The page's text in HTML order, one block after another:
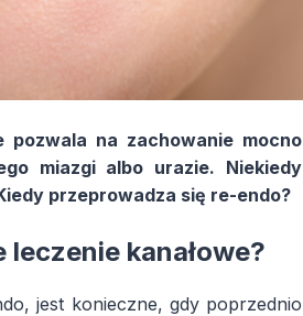
pozwala na zachowanie mocno
miazgi albo urazie. Niekiedy
przeprowadza się re-endo?
kanałowe?
jest konieczne, gdy poprzednio